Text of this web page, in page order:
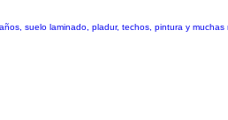
suelo laminado, pladur, techos, pintura y